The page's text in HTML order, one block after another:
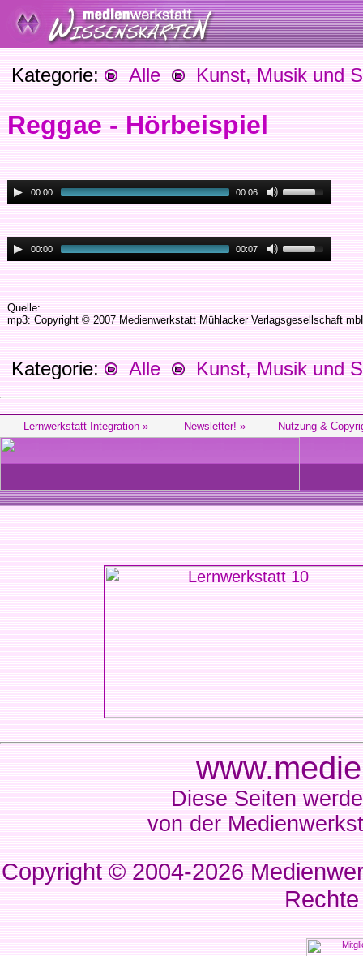
Kategorie: Alle Kunst, Musik und
Reggae - Hörbeispiel
00:00 00:06
00:00 00:07
Quelle:
mp3: Copyright © 2007 Medienwerkstatt Mühlacker Verlagsgesellschaft
Kategorie: Alle Kunst, Musik und
Lernwerkstatt Integration » Newsletter! » Nutzung &
Diese Seiten
von der
Copyright © 2004-2026